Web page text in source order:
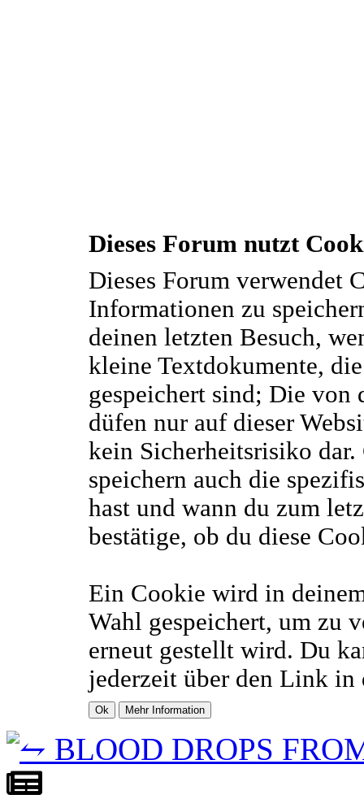
Dieses Forum nutzt
Dieses Forum verwendet
Informationen zu
deinen letzten Besuch,
kleine Textdokumente,
gespeichert sind; Die von
düfen nur auf dieser
kein Sicherheitsrisiko
speichern auch die
hast und wann du zum
bestätige, ob du diese
Ein Cookie wird in
Wahl gespeichert, um zu
erneut gestellt wird. Du
jederzeit über den Link in